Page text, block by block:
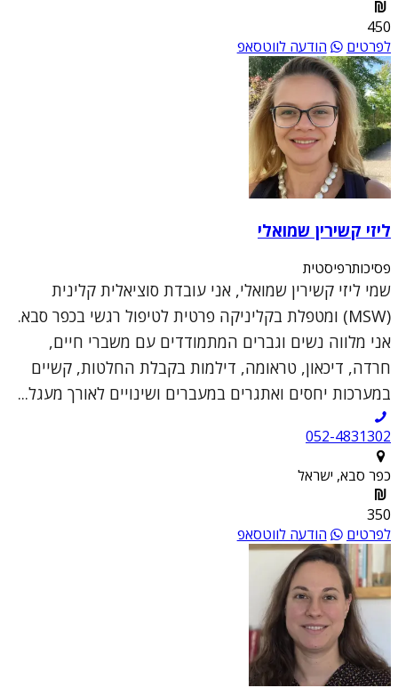
450
לפרטים
הודעה לווטסאפ
ליזי קשירין שמואלי
פסיכותרפיסטית
שמי ליזי קשירין שמואלי, אני עובדת סוציאלית קלינית
(MSW) ומטפלת בקליניקה פרטית לטיפול רגשי בכפר סבא.
אני מלווה נשים וגברים המתמודדים עם משברי חיים,
חרדה, דיכאון, טראומה, דילמות בקבלת החלטות, קשיים
במערכות יחסים ואתגרים במעברים ושינויים לאורך מעגל...
052-4831302
כפר סבא, ישראל
350
לפרטים
הודעה לווטסאפ